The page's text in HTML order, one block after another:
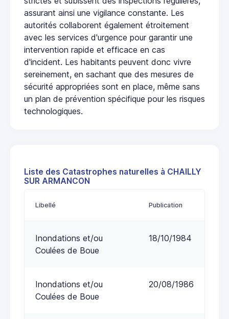
assurant ainsi une vigilance constante. Les
autorités collaborent également étroitement
avec les services d'urgence pour garantir une
intervention rapide et efficace en cas
d'incident. Les habitants peuvent donc vivre
sereinement, en sachant que des mesures de
sécurité appropriées sont en place, même sans
un plan de prévention spécifique pour les risques
technologiques.
Liste des Catastrophes naturelles à CHAILLY
SUR ARMANCON
Libellé Publication
Inondations et/ou
Coulées de Boue
18/10/1984
Inondations et/ou
Coulées de Boue
20/08/1986